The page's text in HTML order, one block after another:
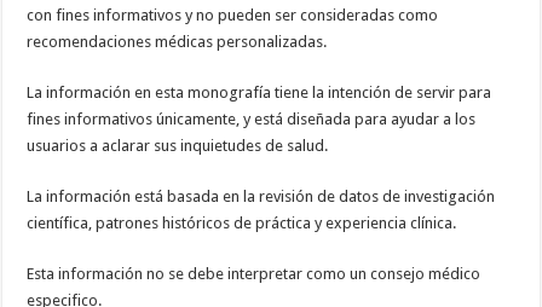
con fines informativos y no pueden ser consideradas como
recomendaciones médicas personalizadas.
La información en esta monografía tiene la intención de servir para
fines informativos únicamente, y está diseñada para ayudar a los
usuarios a aclarar sus inquietudes de salud.
La información está basada en la revisión de datos de investigación
científica, patrones históricos de práctica y experiencia clínica.
Esta información no se debe interpretar como un consejo médico
especifico.